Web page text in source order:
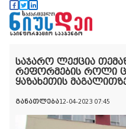
საჯარო ლექცია
რეფორმების როლი
ყაზახეთის
განათლება12-04-2023 07:45